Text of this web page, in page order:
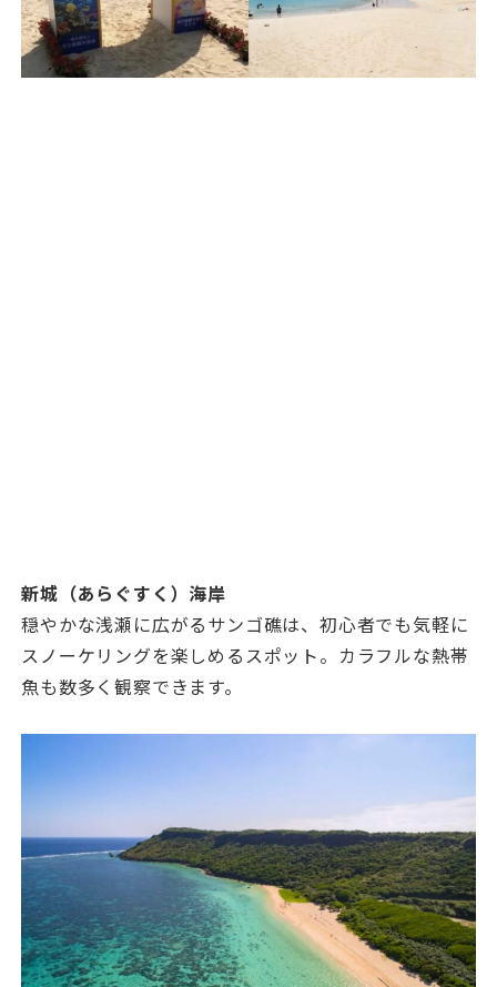
新城（あらぐすく）海岸
穏やかな浅瀬に広がるサンゴ礁は、初心者でも気軽に
スノーケリングを楽しめるスポット。カラフルな熱帯
魚も数多く観察できます。